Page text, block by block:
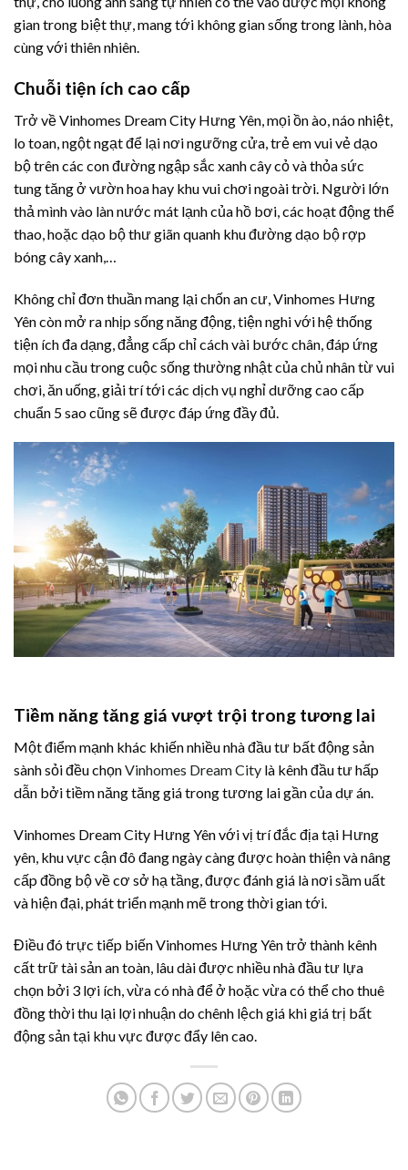
gian trong biệt thự, mang tới không gian sống trong lành, hòa
cùng với thiên nhiên.
Chuỗi tiện ích cao cấp
Trở về Vinhomes Dream City Hưng Yên, mọi ồn ào, náo nhiệt,
lo toan, ngột ngạt để lại nơi ngưỡng cửa, trẻ em vui vẻ dạo
bộ trên các con đường ngập sắc xanh cây cỏ và thỏa sức
tung tăng ở vườn hoa hay khu vui chơi ngoài trời. Người lớn
thả mình vào làn nước mát lạnh của hồ bơi, các hoạt động thể
thao, hoặc dạo bộ thư giãn quanh khu đường dạo bộ rợp
bóng cây xanh,…
Không chỉ đơn thuần mang lại chốn an cư, Vinhomes Hưng
Yên còn mở ra nhịp sống năng động, tiện nghi với hệ thống
tiện ích đa dạng, đẳng cấp chỉ cách vài bước chân, đáp ứng
mọi nhu cầu trong cuộc sống thường nhật của chủ nhân từ vui
chơi, ăn uống, giải trí tới các dịch vụ nghỉ dưỡng cao cấp
chuẩn 5 sao cũng sẽ được đáp ứng đầy đủ.
Tiềm năng tăng giá vượt trội trong tương lai
Một điểm mạnh khác khiến nhiều nhà đầu tư bất động sản
sành sỏi đều chọnVinhomes Dream City là kênh đầu tư hấp
dẫn bởi tiềm năng tăng giá trong tương lai gần của dự án.
Vinhomes Dream City Hưng Yên với vị trí đắc địa tại Hưng
yên, khu vực cận đô đang ngày càng được hoàn thiện và nâng
cấp đồng bộ về cơ sở hạ tầng, được đánh giá là nơi sầm uất
và hiện đại, phát triển mạnh mẽ trong thời gian tới.
Điều đó trực tiếp biến Vinhomes Hưng Yên trở thành kênh
cất trữ tài sản an toàn, lâu dài được nhiều nhà đầu tư lựa
chọn bởi 3 lợi ích, vừa có nhà để ở hoặc vừa có thể cho thuê
đồng thời thu lại lợi nhuận do chênh lệch giá khi giá trị bất
động sản tại khu vực được đẩy lên cao.